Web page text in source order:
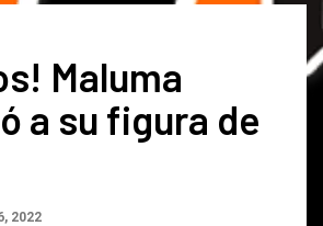
Maluma
a su figura de
2022